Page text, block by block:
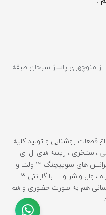
تر از منوچهری پاساژ سبحان طبقه
قطعات روشنایی و تولید کلیه
،استخری ، ریسه های ال ای
، ترانس های سوییچنگ ۱۲ ولت و
۲۴ ولت ، سنسور های کابینتی ،رشد گیاه ، وال واشر و .... با گارانتی ۳
هم به صورت حضوری و هم